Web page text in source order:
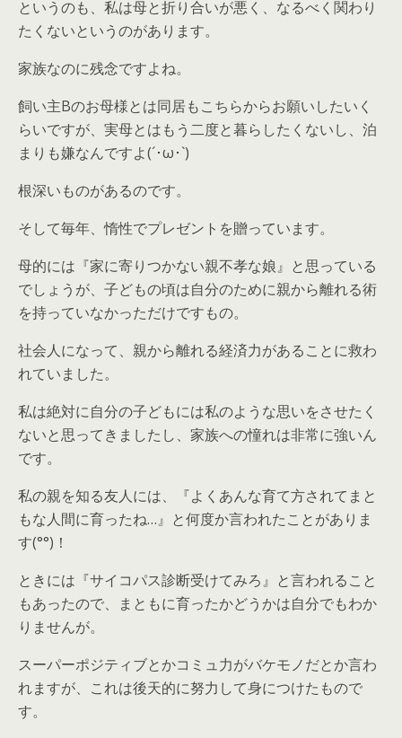
というのも、私は母と折り合いが悪く、なるべく関わり
たくないというのがあります。
家族なのに残念ですよね。
飼い主Bのお母様とは同居もこちらからお願いしたいく
らいですが、実母とはもう二度と暮らしたくないし、泊
まりも嫌なんですよ(´･ω･`)
根深いものがあるのです。
そして毎年、惰性でプレゼントを贈っています。
母的には『家に寄りつかない親不孝な娘』と思っている
でしょうが、子どもの頃は自分のために親から離れる術
を持っていなかっただけですもの。
社会人になって、親から離れる経済力があることに救わ
れていました。
私は絶対に自分の子どもには私のような思いをさせたく
ないと思ってきましたし、家族への憧れは非常に強いん
です。
私の親を知る友人には、『よくあんな育て方されてまと
もな人間に育ったね…』と何度か言われたことがありま
す(°°)！
ときには『サイコパス診断受けてみろ』と言われること
もあったので、まともに育ったかどうかは自分でもわか
りませんが。
スーパーポジティブとかコミュ力がバケモノだとか言わ
れますが、これは後天的に努力して身につけたもので
す。